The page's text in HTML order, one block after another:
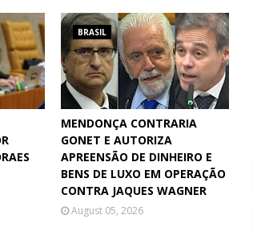
BRASIL
MENDONÇA CONTRARIA
GONET E AUTORIZA
APREENSÃO DE DINHEIRO E
BENS DE LUXO EM OPERAÇÃO
CONTRA JAQUES WAGNER
August 05, 2026